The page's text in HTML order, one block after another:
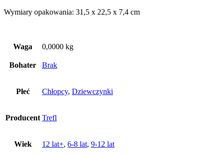
Wymiary opakowania: 31,5 x 22,5 x 7,4 cm
Waga 0,0000 kg
Bohater Brak
Płeć Chłopcy, Dziewczynki
Producent Trefl
Wiek 12 lat+, 6-8 lat, 9-12 lat